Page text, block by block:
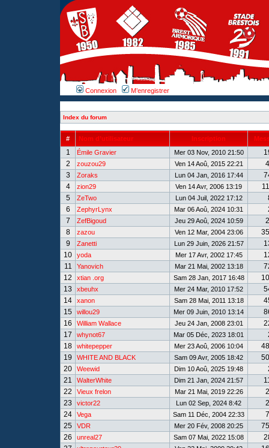
Connexion M’enregistrer
Index du forum
# Nom d’utilisateur Inscription
1 Émile Gravier Mer 03 Nov, 2010 21:50
2
zouzou29 Ven 14 Aoû, 2015 22:21
3
Zoraks Lun 04 Jan, 2016 17:44
4
zion29 Ven 14 Avr, 2006 13:19
5
ZeTwo Lun 04 Juil, 2022 17:12
6
ZephyrLynx Mar 06 Aoû, 2024 10:31
7
ZefBigoud Jeu 29 Aoû, 2024 10:59
8
zazou Ven 12 Mar, 2004 23:06
9
Zanetti Lun 29 Juin, 2026 21:57
10
yoda Mer 17 Avr, 2002 17:45
11
Yanovich Mar 21 Mai, 2002 13:18
12
xtian .org Sam 28 Jan, 2017 16:48
13
xbeuhx Mer 24 Mar, 2010 17:52
14
xanon Sam 28 Mai, 2011 13:18
15
willou29 Mer 09 Juin, 2010 13:14
16
William Wallace Jeu 24 Jan, 2008 23:01
17
whynot67 Mar 05 Déc, 2023 18:01
18
whitepepper Mer 23 Aoû, 2006 10:04
19
WHITE AND BLACK Sam 09 Avr, 2005 18:42
20
Weewid Dim 10 Aoû, 2025 19:48
21
WalterWhite Dim 21 Jan, 2024 21:57
22
Vieux frelon Mar 21 Mai, 2019 22:26
23
victor22 Lun 02 Sep, 2024 8:42
24
Vega Sam 11 Déc, 2004 22:33
25
VDR Mer 20 Fév, 2008 20:25
26
unreal27 Sam 07 Mai, 2022 15:08